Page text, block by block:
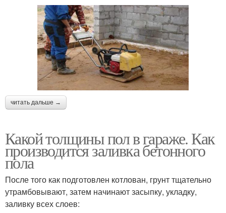
читать дальше →
Какой толщины пол в гараже. Как
производится заливка бетонного
пола
После того как подготовлен котлован, грунт тщательно
утрамбовывают, затем начинают засыпку, укладку,
заливку всех слоев: